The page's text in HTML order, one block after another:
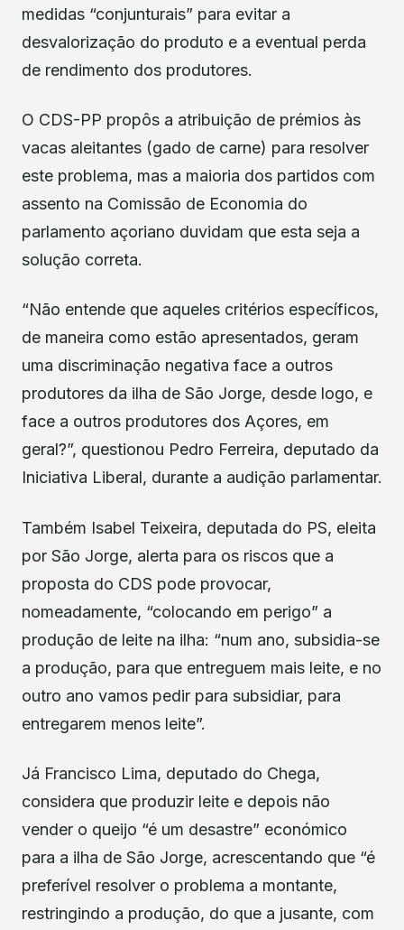
medidas “conjunturais” para evitar a
desvalorização do produto e a eventual perda
de rendimento dos produtores.
O CDS-PP propôs a atribuição de prémios às
vacas aleitantes (gado de carne) para resolver
este problema, mas a maioria dos partidos com
assento na Comissão de Economia do
parlamento açoriano duvidam que esta seja a
solução correta.
“Não entende que aqueles critérios específicos,
de maneira como estão apresentados, geram
uma discriminação negativa face a outros
produtores da ilha de São Jorge, desde logo, e
face a outros produtores dos Açores, em
geral?”, questionou Pedro Ferreira, deputado da
Iniciativa Liberal, durante a audição parlamentar.
Também Isabel Teixeira, deputada do PS, eleita
por São Jorge, alerta para os riscos que a
proposta do CDS pode provocar,
nomeadamente, “colocando em perigo” a
produção de leite na ilha: “num ano, subsidia-se
a produção, para que entreguem mais leite, e no
outro ano vamos pedir para subsidiar, para
entregarem menos leite”.
Já Francisco Lima, deputado do Chega,
considera que produzir leite e depois não
vender o queijo “é um desastre” económico
para a ilha de São Jorge, acrescentando que “é
preferível resolver o problema a montante,
restringindo a produção, do que a jusante, com